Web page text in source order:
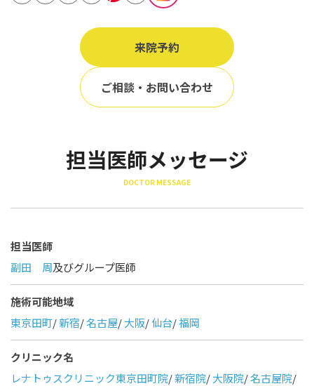
鎖骨
80代
東京
来院予約
ご相談・お問い合わせ
担当医師メッセージ
DOCTOR MESSAGE
担当医師
副田 周及びグループ医師
施術可能地域
東京田町/新宿/名古屋/大阪/仙台/福岡
クリニック名
レナトゥスクリニック東京田町院/新宿院/大阪院/名古屋院/